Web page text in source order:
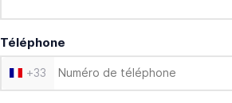
Téléphone
+33